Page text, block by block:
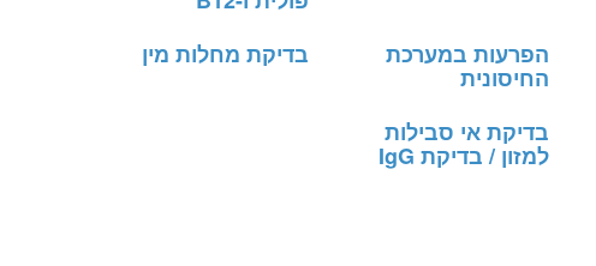
הפרעות במערכת
החיסונית
בדיקת מחלות מין
בדיקת אי סבילות
למזון / בדיקת IgG